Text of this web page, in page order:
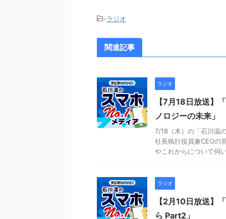
-ラジオ
関連記事
ラジオ
【7月18日放送】
ノロジーの未来」
7/18（木）の「石川温
社長執行役員兼CEOの
やこれからについて伺
ラジオ
【2月10日放送】
ら Part2」